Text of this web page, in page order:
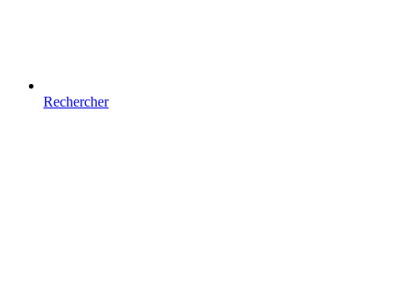
Rechercher